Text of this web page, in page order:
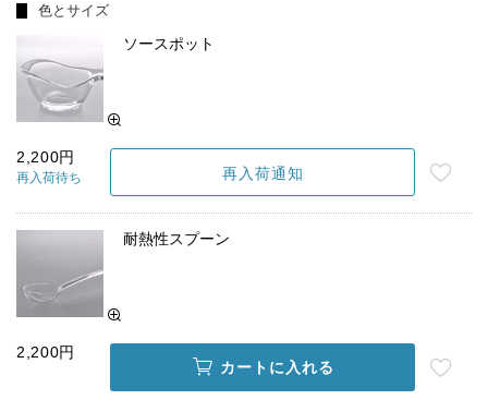
色とサイズ
ソースポット
2,200円
再入荷待ち 再入荷通知
耐熱性スプーン
2,200円
カートに入れる